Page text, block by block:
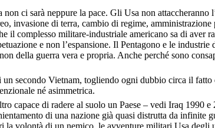
ci sarà neppure la pace. Gli Usa non attaccheranno
invasione di terra, cambio di regime,
il complesso militare-industriale americano sa di aver
e non l’espansione. Il Pentagono e le
della guerra vera e propria. Anche perché sono
secondo Vietnam, togliendo ogni dubbio circa il fatto
né asimmetrica.
capace di radere al suolo un Paese – vedi Iraq 1990
di una nazione già quasi distrutta da infinite